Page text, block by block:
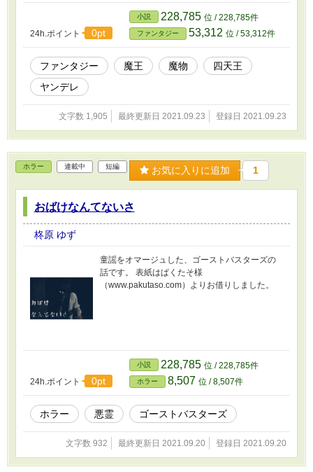
24h.ポイント 0pt
小説 228,785 位 / 228,785件
ファンタジー 53,312 位 / 53,312件
ファンタジー 魔王 魔物
四天王
ヤンデレ
文字数 1,905 最終更新日 2021.09.23 登録日 2021.09.23
ホラー 連載中 短編 お気に入りに追加 1
おばけなんてないさ
柊原 ゆず
童謡をオマージュした、ゴーストバスターズの
話です。 表紙はぱくたそ様
（www.pakutaso.com）よりお借りしました。
24h.ポイント 0pt
小説 228,785 位 / 228,785件
ホラー 8,507 位 / 8,507件
ホラー 悪霊 ゴーストバスターズ
文字数 932 最終更新日 2021.09.20 登録日 2021.09.20